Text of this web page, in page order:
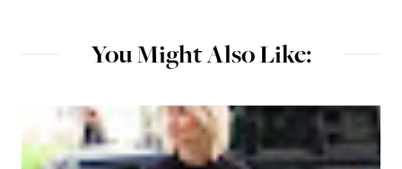
You Might Also Like: